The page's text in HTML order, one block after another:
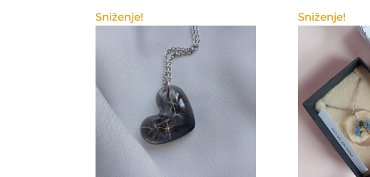
Sniženje! Sniženje!